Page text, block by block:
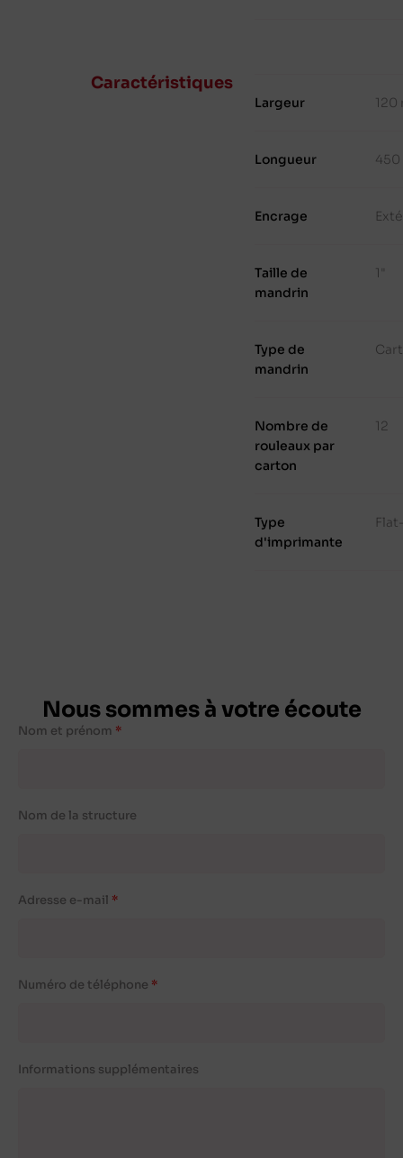
Caractéristiques
Largeur 120
Longueur 450
Encrage
Taille de
mandrin
1"
Type de
mandrin
Nombre de
rouleaux par
carton
12
Type
d'imprimante
Nous sommes à votre écoute
Nom et prénom
Nom de la structure
Adresse e-mail
Numéro de téléphone
Informations supplémentaires